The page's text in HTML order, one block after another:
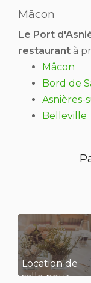
Mâcon
Le Port
restaurant à
Mâcon
Bord de
Asnières-
Belleville
Location de
salle pour